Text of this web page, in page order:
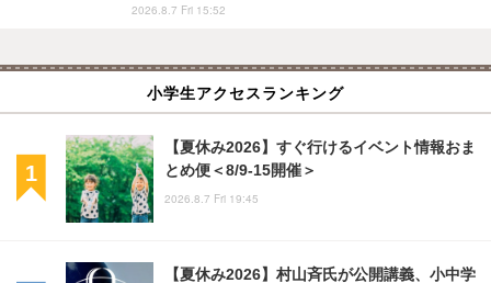
2026.8.7 Fri 15:52
小学生アクセスランキング
【夏休み2026】すぐ行けるイベント情報おま
とめ便＜8/9-15開催＞
2026.8.7 Fri 19:45
【夏休み2026】村山斉氏が公開講義、小中学